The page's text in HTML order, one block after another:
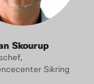
Skourup
Sikring